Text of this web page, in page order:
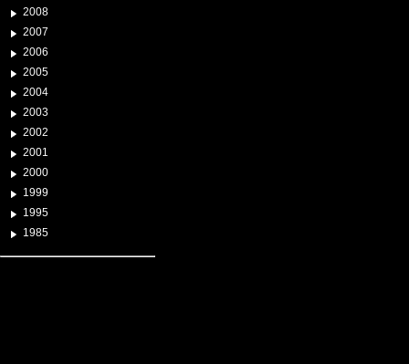
2008
2007
2006
2005
2004
2003
2002
2001
2000
1999
1995
1985